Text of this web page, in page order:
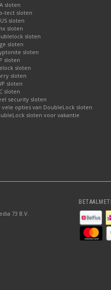
sloten
tect sloten
sloten
sloten
sloten
sloten
sloten
sloten
sloten
sloten
sloten
sloten
security sloten
vele opties van DoubleLock sloten
sloten voor vakantie
73 B.V.